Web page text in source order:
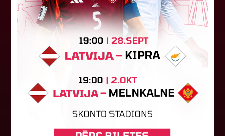
Jūlijā par labāko "LuckyBet" SFL
atzīta Keita Zviedre
Par "LuckyBet" Sieviešu futbola līgas jūnija
labāko spēlētāju atzīta FS "Metta" spēlētāja
Keita Zviedre. Uzvarētāja tika noskaidrota
balsojumā, kurā tika apkopotas...
06. augusts 2026.